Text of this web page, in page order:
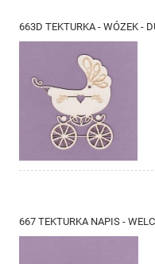
663D TEKTURKA - WÓZEK -
667 TEKTURKA NAPIS -